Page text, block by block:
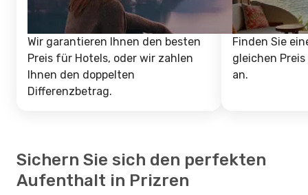
Wir garantieren Ihnen den besten
Preis für Hotels, oder wir zahlen
Ihnen den doppelten
Differenzbetrag.
Finden Sie
gleichen
an.
Sichern Sie sich den perfekten
Aufenthalt in Prizren